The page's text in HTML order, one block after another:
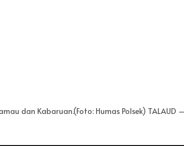
dan Kabaruan.(Foto: Humas Polsek) TALAUD